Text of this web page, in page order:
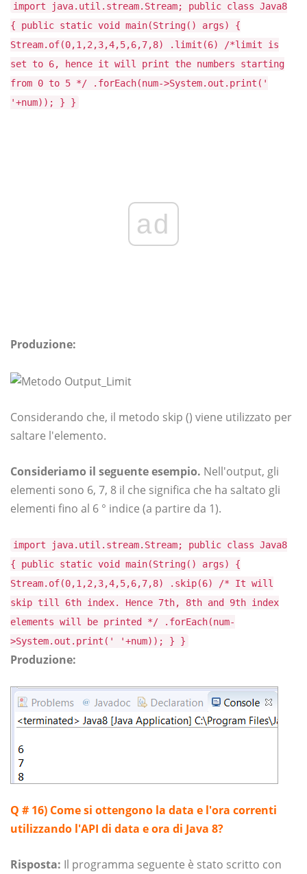
import java.util.stream.Stream; public class Java8
{ public static void main(String() args) {
Stream.of(0,1,2,3,4,5,6,7,8) .limit(6) /*limit is
set to 6, hence it will print the numbers starting
from 0 to 5 */ .forEach(num->System.out.print('
'+num)); } }
ad
Produzione:
Considerando che, il metodo skip () viene utilizzato per
saltare l'elemento.
Consideriamo il seguente esempio. Nell'output, gli
elementi sono 6, 7, 8 il che significa che ha saltato gli
elementi fino al 6 ° indice (a partire da 1).
import java.util.stream.Stream; public class Java8
{ public static void main(String() args) {
Stream.of(0,1,2,3,4,5,6,7,8) .skip(6) /* It will
skip till 6th index. Hence 7th, 8th and 9th index
elements will be printed */ .forEach(num-
>System.out.print(' '+num)); } }
Produzione:
Q # 16) Come si ottengono la data e l'ora correnti
utilizzando l'API di data e ora di Java 8?
Risposta: Il programma seguente è stato scritto con